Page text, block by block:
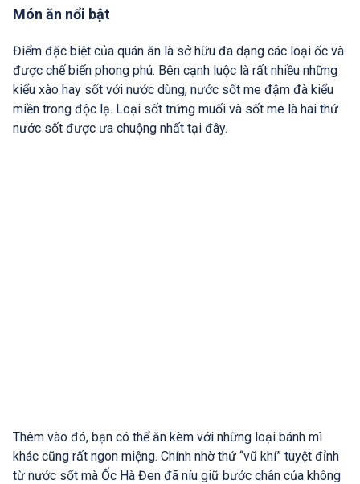
Món ăn nổi bật
Điểm đặc biệt của quán ăn là sở hữu đa dạng các loại ốc và
được chế biến phong phú. Bên cạnh luộc là rất nhiều những
kiểu xào hay sốt với nước dùng, nước sốt me đậm đà kiểu
miền trong độc lạ. Loại sốt trứng muối và sốt me là hai thứ
nước sốt được ưa chuộng nhất tại đây.
Thêm vào đó, bạn có thể ăn kèm với những loại bánh mì
khác cũng rất ngon miệng. Chính nhờ thứ “vũ khí” tuyệt đỉnh
từ nước sốt mà Ốc Hà Đen đã níu giữ bước chân của không